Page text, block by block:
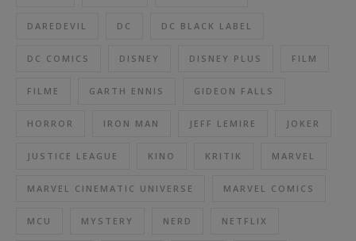
DAREDEVIL DC DC BLACK LABEL
DC COMICS DISNEY DISNEY PLUS FILM
FILME GARTH ENNIS GIDEON FALLS
HORROR IRON MAN JEFF LEMIRE JOKER
JUSTICE LEAGUE KINO KRITIK MARVEL
MARVEL CINEMATIC UNIVERSE MARVEL COMICS
MCU MYSTERY NERD NETFLIX